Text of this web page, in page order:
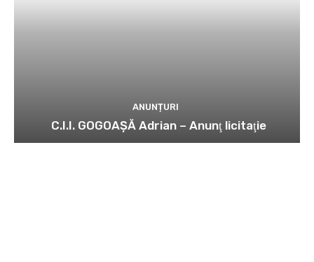
ANUNȚURI
C.I.I. GOGOAŞĂ Adrian – Anunţ licitaţie